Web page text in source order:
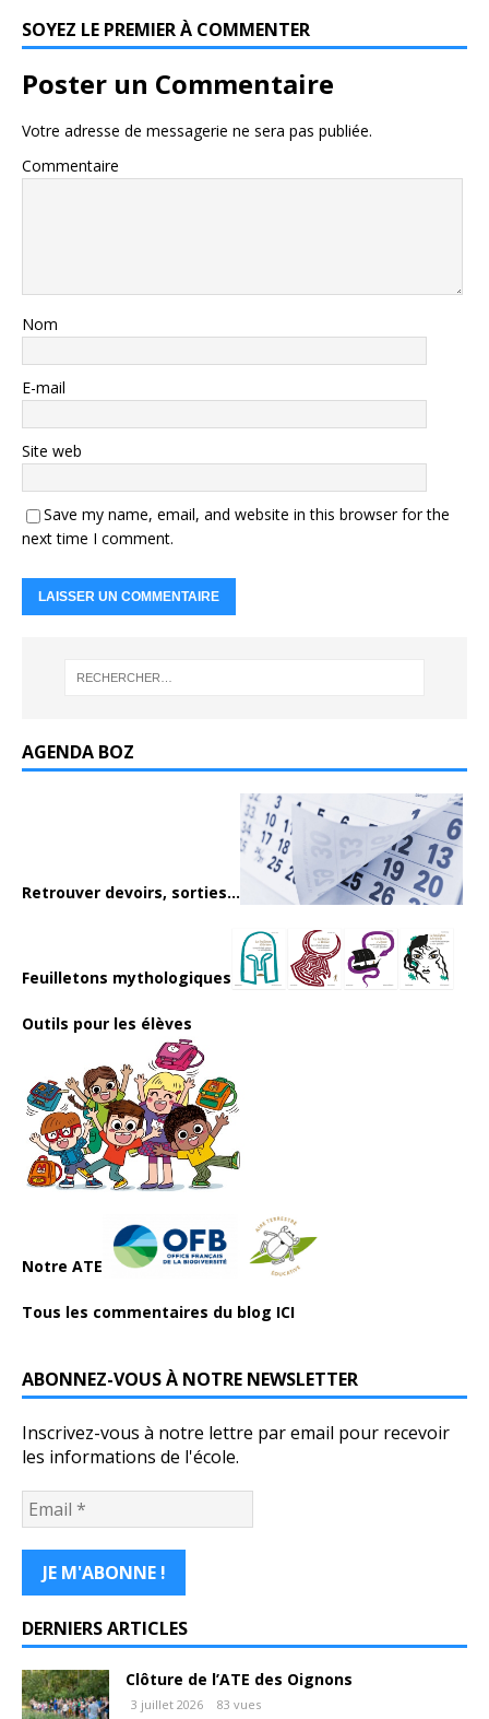
SOYEZ LE PREMIER À COMMENTER
Poster un Commentaire
Votre adresse de messagerie ne sera pas publiée.
Commentaire
Nom
E-mail
Site web
Save my name, email, and website in this browser for the
next time I comment.
AGENDA BOZ
Retrouver devoirs, sorties...
Feuilletons mythologiques
Outils pour les élèves
Notre ATE
Tous les commentaires du blog ICI
ABONNEZ-VOUS À NOTRE NEWSLETTER
Inscrivez-vous à notre lettre par email pour recevoir
les informations de l'école.
DERNIERS ARTICLES
Clôture de l’ATE des Oignons
3 juillet 2026 83 vues